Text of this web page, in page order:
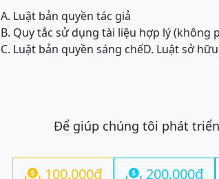
A. Luật bản quyền tác giả
B. Quy tắc sử dụng tài liệu hợp lý
C. Luật bản quyền sáng chếD. Luật sở
Để giúp chúng tôi phát
 100.000đ  200.000đ